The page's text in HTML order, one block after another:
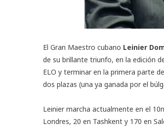
El Gran Maestro cubano Leinier
de su brillante triunfo, en la edición
ELO y terminar en la primera parte
dos plazas (una ya ganada por el
Leinier marcha actualmente en el
Londres, 20 en Tashkent y 170 en